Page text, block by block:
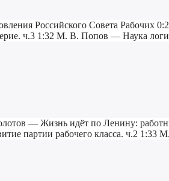
Российского Совета Рабочих
ч.3 1:32 М. В. Попов — Наука
— Жизнь идёт по Ленину:
партии рабочего класса. ч.2